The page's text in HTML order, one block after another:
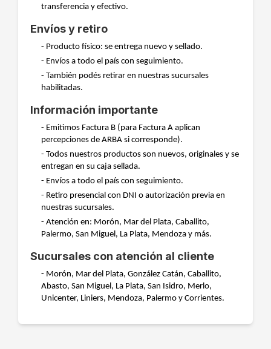
transferencia y efectivo.
Envíos y retiro
- Producto físico: se entrega nuevo y sellado.
- Envíos a todo el país con seguimiento.
- También podés retirar en nuestras sucursales
habilitadas.
Información importante
- Emitimos Factura B (para Factura A aplican
percepciones de ARBA si corresponde).
- Todos nuestros productos son nuevos, originales y se
entregan en su caja sellada.
- Envíos a todo el país con seguimiento.
- Retiro presencial con DNI o autorización previa en
nuestras sucursales.
- Atención en: Morón, Mar del Plata, Caballito,
Palermo, San Miguel, La Plata, Mendoza y más.
Sucursales con atención al cliente
- Morón, Mar del Plata, González Catán, Caballito,
Abasto, San Miguel, La Plata, San Isidro, Merlo,
Unicenter, Liniers, Mendoza, Palermo y Corrientes.